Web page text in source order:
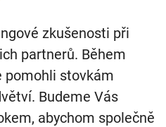
zkušenosti při
partnerů. Během
pomohli stovkám
Budeme Vás
abychom společně